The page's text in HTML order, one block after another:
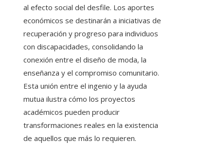
al efecto social del desfile. Los aportes
económicos se destinarán a iniciativas de
recuperación y progreso para individuos
con discapacidades, consolidando la
conexión entre el diseño de moda, la
enseñanza y el compromiso comunitario.
Esta unión entre el ingenio y la ayuda
mutua ilustra cómo los proyectos
académicos pueden producir
transformaciones reales en la existencia
de aquellos que más lo requieren.